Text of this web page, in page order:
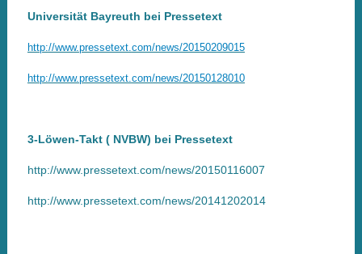
Universität Bayreuth bei Pressetext
http://www.pressetext. com/news/20150209015
http://www.pressetext. com/news/20150128010
3-Löwen-Takt ( NVBW) bei Pressetext
http://www.pressetext.com/news/20150116007
http://www.pressetext.com/news/20141202014